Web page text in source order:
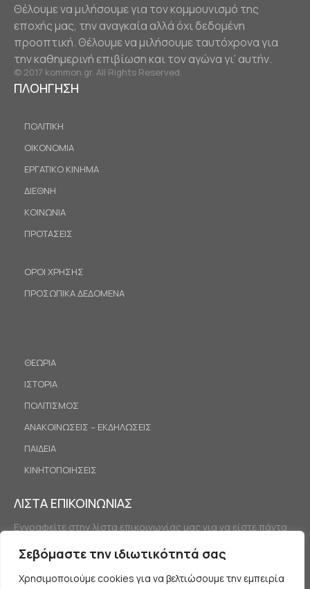
Σεβόμαστε την ιδιωτικότητά σας
Χρησιμοποιούμε cookies για να βελτιώσουμε την εμπειρία
Θέλουμε να μιλήσουμε για τον κομμουνισμό της
εποχής μας, την αναγκαία αλλά όχι δεδομένη
προοπτική. Θέλουμε να μιλήσουμε ταυτόχρονα για
την καθημερινή επιβίωση και τον αγώνα γι’ αυτήν.
© 2017 kommon.gr. All Rights Reserved.
ΠΛΟΗΓΗΣΗ
ΠΟΛΙΤΙΚΗ
ΟΙΚΟΝΟΜΙΑ
ΕΡΓΑΤΙΚΟ ΚΙΝΗΜΑ
ΔΙΕΘΝΗ
ΚΟΙΝΩΝΙΑ
ΠΡΟΤΑΣΕΙΣ
ΟΡΟΙ ΧΡΗΣΗΣ
ΠΡΟΣΩΠΙΚΑ ΔΕΔΟΜΕΝΑ
ΘΕΩΡΙΑ
ΙΣΤΟΡΙΑ
ΠΟΛΙΤΙΣΜΟΣ
ΑΝΑΚΟΙΝΩΣΕΙΣ – ΕΚΔΗΛΩΣΕΙΣ
ΠΑΙΔΕΙΑ
ΚΙΝΗΤΟΠΟΙΗΣΕΙΣ
ΛΙΣΤΑ ΕΠΙΚΟΙΝΩΝΙΑΣ
Εγγραφείτε στην λίστα επικοινωνίας μας για να είστε πάντα